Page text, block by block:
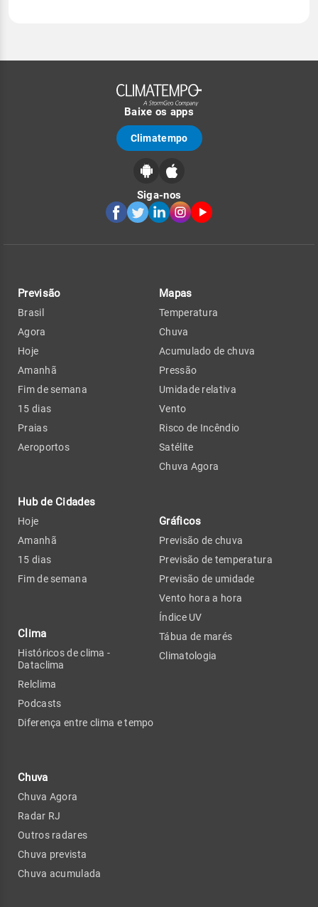
Baixe os apps
Climatempo
Siga-nos
Previsão
Brasil
Agora
Hoje
Amanhã
Fim de semana
15 dias
Praias
Aeroportos
Hub de Cidades
Hoje
Amanhã
15 dias
Fim de semana
Clima
Históricos de clima -
Dataclima
Relclima
Podcasts
Diferença entre clima e tempo
Chuva
Chuva Agora
Radar RJ
Outros radares
Chuva prevista
Chuva acumulada
Mapas
Temperatura
Chuva
Acumulado de chuva
Pressão
Umidade relativa
Vento
Risco de Incêndio
Satélite
Chuva Agora
Gráficos
Previsão de chuva
Previsão de temperatura
Previsão de umidade
Vento hora a hora
Índice UV
Tábua de marés
Climatologia